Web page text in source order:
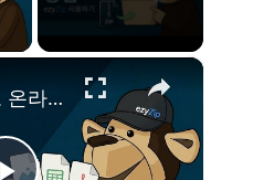
×
📦 EzyZip으로 온라인에서 무료로 파일 압축 푸는 방법 | 소프트웨어 설치 불필요